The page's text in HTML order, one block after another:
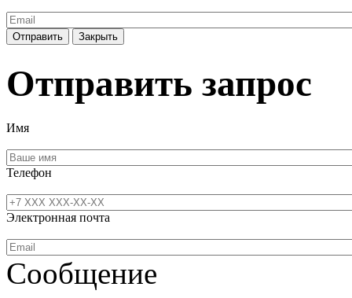
Отправить Закрыть
Отправить запрос
Имя
Телефон
Электронная почта
Сообщение